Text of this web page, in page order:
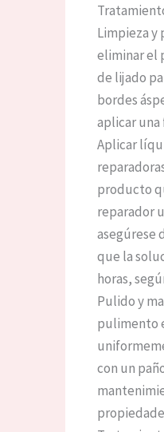
Limpieza y
eliminar el
de lijado
bordes
aplicar
Aplicar
producto
reparador
asegúrese
que la
horas,
Pulido y
pulimento
con un